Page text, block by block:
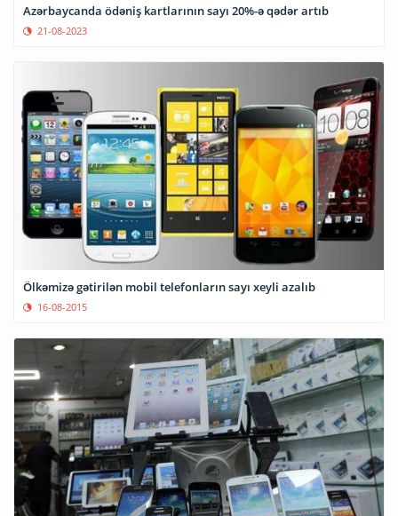
Azərbaycanda ödəniş kartlarının sayı 20%-ə qədər artıb
21-08-2023
Ölkəmizə gətirilən mobil telefonların sayı xeyli azalıb
16-08-2015